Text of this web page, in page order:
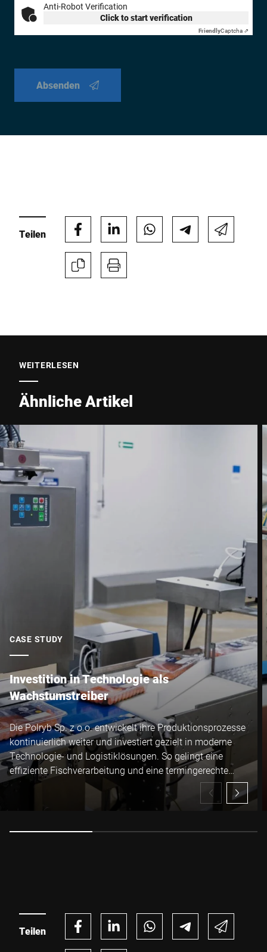
Anti-Robot Verification
Click to start verification
FriendlyCaptcha ⇗
Absenden
Teilen
WEITERLESEN
Ähnliche Artikel
CASE STUDY
Investition in Technologie als
Wachstumstreiber
Die Polryb Sp. z o.o. entwickelt ihre Produktionsprozesse
kontinuierlich weiter und investiert gezielt in moderne
Technologie- und Logistiklösungen. So gelingt eine
effiziente Fischverarbeitung und eine termingerechte
Lieferung an Kunden.
Teilen